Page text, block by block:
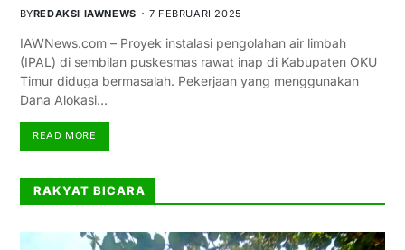
BYREDAKSI IAWNEWS 7 FEBRUARI 2025
IAWNews.com – Proyek instalasi pengolahan air limbah
(IPAL) di sembilan puskesmas rawat inap di Kabupaten OKU
Timur diduga bermasalah. Pekerjaan yang menggunakan
Dana Alokasi…
READ MORE
RAKYAT BICARA